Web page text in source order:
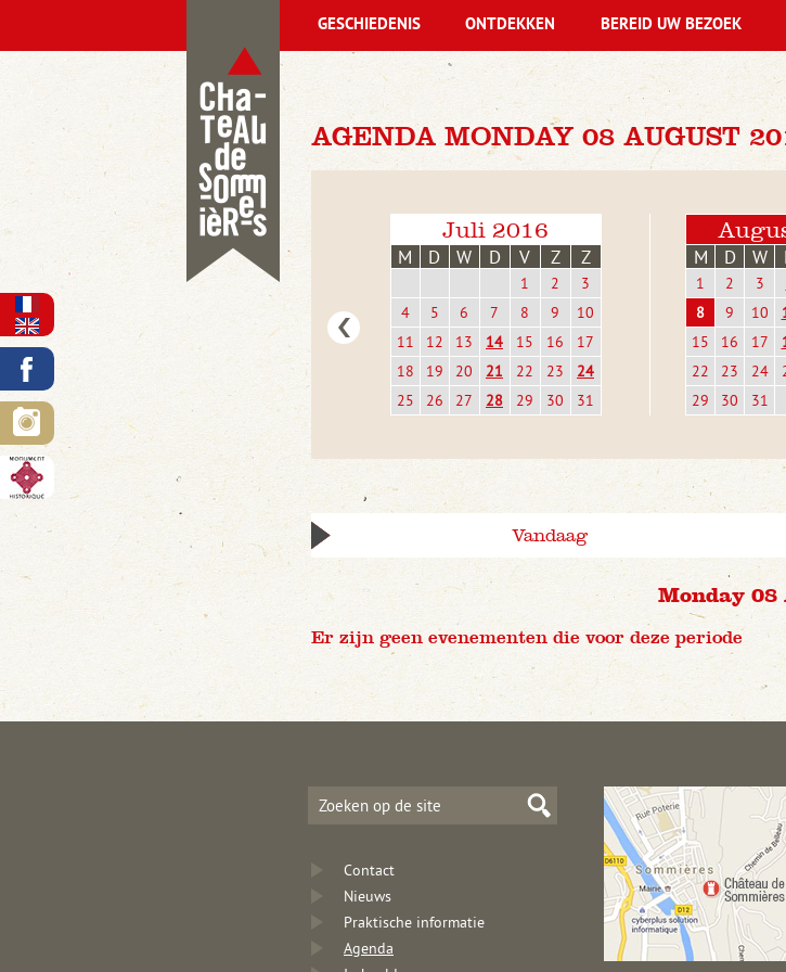
AGENDA MONDAY 08 AUGUST
Juli 2016
M D W D V Z Z
1 2
3
4
5 6 7 8 9
10
11
12 13 14 15 16
17
18
19 20 21 22 23
24
25
26 27 28 29 30 31
M D W
1 2 3
8
9 10
15
16 17
22
23 24
29
30 31
Vandaag
Monday
Er zijn geen evenementen die voor deze periode
GESCHIEDENIS ONTDEKKEN BEREID UW BEZOEK
Contact
Nieuws
Praktische informatie
Agenda